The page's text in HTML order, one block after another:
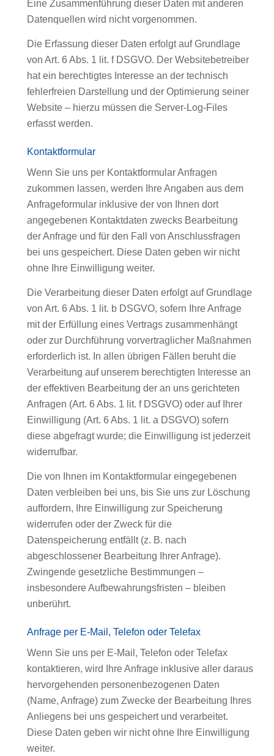
Eine Zusammenführung dieser Daten mit anderen
Datenquellen wird nicht vorgenommen.
Die Erfassung dieser Daten erfolgt auf Grundlage
von Art. 6 Abs. 1 lit. f DSGVO. Der Websitebetreiber
hat ein berechtigtes Interesse an der technisch
fehlerfreien Darstellung und der Optimierung seiner
Website – hierzu müssen die Server-Log-Files
erfasst werden.
Kontaktformular
Wenn Sie uns per Kontaktformular Anfragen
zukommen lassen, werden Ihre Angaben aus dem
Anfrageformular inklusive der von Ihnen dort
angegebenen Kontaktdaten zwecks Bearbeitung
der Anfrage und für den Fall von Anschlussfragen
bei uns gespeichert. Diese Daten geben wir nicht
ohne Ihre Einwilligung weiter.
Die Verarbeitung dieser Daten erfolgt auf Grundlage
von Art. 6 Abs. 1 lit. b DSGVO, sofern Ihre Anfrage
mit der Erfüllung eines Vertrags zusammenhängt
oder zur Durchführung vorvertraglicher Maßnahmen
erforderlich ist. In allen übrigen Fällen beruht die
Verarbeitung auf unserem berechtigten Interesse an
der effektiven Bearbeitung der an uns gerichteten
Anfragen (Art. 6 Abs. 1 lit. f DSGVO) oder auf Ihrer
Einwilligung (Art. 6 Abs. 1 lit. a DSGVO) sofern
diese abgefragt wurde; die Einwilligung ist jederzeit
widerrufbar.
Die von Ihnen im Kontaktformular eingegebenen
Daten verbleiben bei uns, bis Sie uns zur Löschung
auffordern, Ihre Einwilligung zur Speicherung
widerrufen oder der Zweck für die
Datenspeicherung entfällt (z. B. nach
abgeschlossener Bearbeitung Ihrer Anfrage).
Zwingende gesetzliche Bestimmungen –
insbesondere Aufbewahrungsfristen – bleiben
unberührt.
Anfrage per E-Mail, Telefon oder Telefax
Wenn Sie uns per E-Mail, Telefon oder Telefax
kontaktieren, wird Ihre Anfrage inklusive aller daraus
hervorgehenden personenbezogenen Daten
(Name, Anfrage) zum Zwecke der Bearbeitung Ihres
Anliegens bei uns gespeichert und verarbeitet.
Diese Daten geben wir nicht ohne Ihre Einwilligung
weiter.